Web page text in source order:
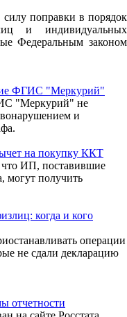
силу поправки в порядок
и индивидуальных
Федеральным законом
ФГИС "Меркурий"
"Меркурий" не
и
на покупку ККТ
ИП, поставившие
могут получить
когда и кого
операции
не сдали декларацию
отчетности